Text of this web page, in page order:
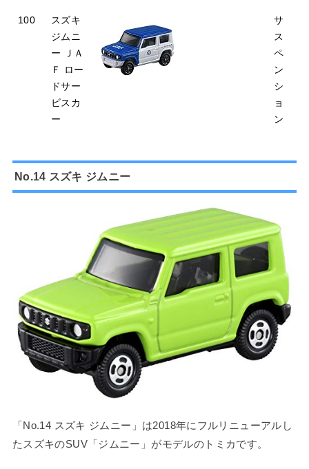
100
スズキ
ジムニ
ー ＪＡ
Ｆ ロー
ドサー
ビスカ
ー
サ
ス
ペ
ン
シ
ョ
ン
No.14 スズキ ジムニー
「No.14 スズキ ジムニー」は2018年にフルリニューアルし
たスズキのSUV「ジムニー」がモデルのトミカです。